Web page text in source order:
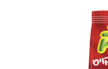
Add to
wishlist